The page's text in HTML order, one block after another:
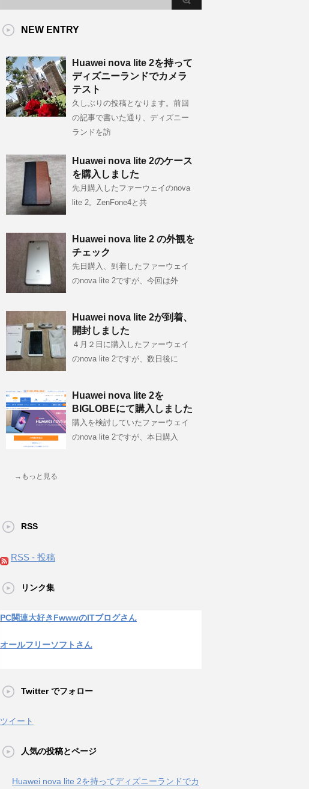
NEW ENTRY
Huawei nova lite 2を持って
ディズニーランドでカメラ
テスト
久しぶりの投稿となります。前回
の記事で書いた通り、ディズニー
ランドを訪
Huawei nova lite 2のケース
を購入しました
先月購入したファーウェイのnova
lite 2。ZenFone4と共
Huawei nova lite 2 の外観を
チェック
先日購入、到着したファーウェイ
のnova lite 2ですが、今回は外
Huawei nova lite 2が到着、
開封しました
４月２日に購入したファーウェイ
のnova lite 2ですが、数日後に
Huawei nova lite 2を
BIGLOBEにて購入しました
購入を検討していたファーウェイ
のnova lite 2ですが、本日購入
→もっと見る
RSS
RSS - 投稿
リンク集
PC関連大好きFwwwのITブログさん
オールフリーソフトさん
Twitter でフォロー
ツイート
人気の投稿とページ
Huawei nova lite 2を持ってディズニーランドでカ